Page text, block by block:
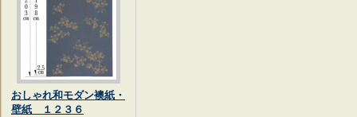
おしゃれ和モダン襖紙・
壁紙 １２３６